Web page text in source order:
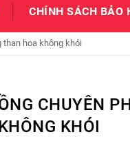
CHÍNH SÁCH BẢO
than hoa không khói
CHUYÊN
KHÓI